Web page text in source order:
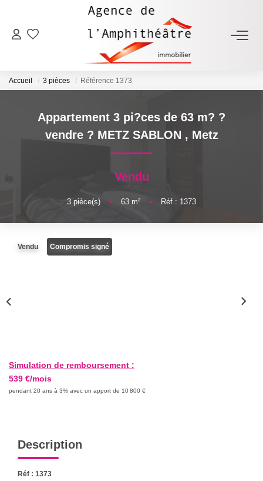
ACHETER
ESTIMER
NOTRE AGENCE
Notre Équipe
Accueil 3 pièces Référence 1373
Appartement 3 pi?ces de 63 m? ?
vendre ? METZ SABLON , Metz
Vendu
3 pièce(s) • 63 m² • Réf : 1373
Vendu Compromis signé
Simulation de remboursement :
539 €/mois
pendant 20 ans à 3% avec un apport de 10 800 €
Description
Réf : 1373